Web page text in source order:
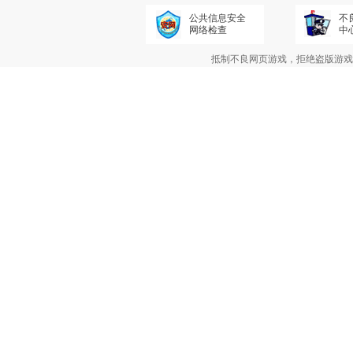
公共信息安全
网络检查
不
中
抵制不良网页游戏，拒绝盗版游